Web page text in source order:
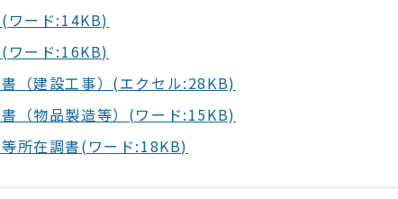
ワード:14KB)
ワード:16KB)
（建設工事）(エクセル:28KB)
（物品製造等）(ワード:15KB)
所在調書(ワード:18KB)